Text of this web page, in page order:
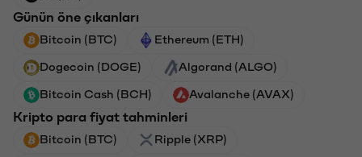
Günün öne çıkanları
Bitcoin (BTC) Ethereum (ETH)
Dogecoin (DOGE) Algorand (ALGO)
Bitcoin Cash (BCH) Avalanche (AVAX)
Kripto para fiyat tahminleri
Bitcoin (BTC) Ripple (XRP)